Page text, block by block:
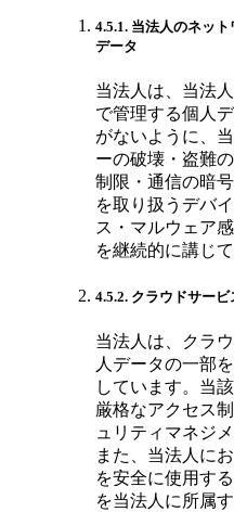
4.5.1. 当法人のネッ
データ
当法人は、当法
で管理する個人
がないように、
ーの破壊・盗難
制限・通信の暗
を取り扱うデバ
ス・マルウェア
を継続的に講じて
4.5.2. クラウドサー
当法人は、クラ
人データの一部
しています。当
厳格なアクセス
ュリティマネジ
また、当法人に
を安全に使用す
を当法人に所属